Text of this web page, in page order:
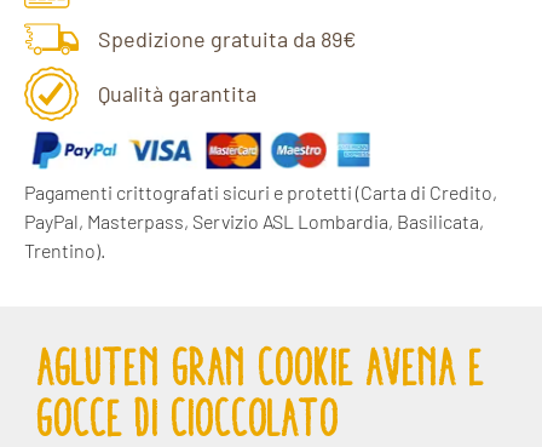
Spedizione gratuita da 89€
Qualità garantita
Pagamenti crittografati sicuri e protetti (Carta di Credito,
PayPal, Masterpass, Servizio ASL Lombardia, Basilicata,
Trentino).
AGLUTEN GRAN COOKIE AVENA E
GOCCE DI CIOCCOLATO